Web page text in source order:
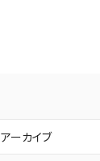
アーカイブ